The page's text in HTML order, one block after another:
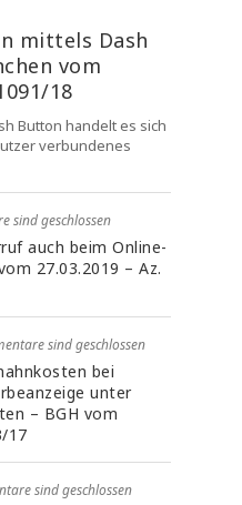
mittels Dash
vom
18
Button handelt es sich
verbundenes
sind geschlossen
auch beim Online-
27.03.2019 – Az.
sind geschlossen
bei
unter
– BGH vom
17
sind geschlossen